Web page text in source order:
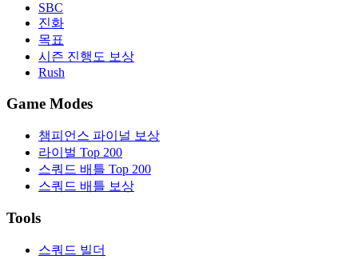
SBC
진화
목표
시즌 진행도 보상
Rush
Game Modes
챔피언스 파이널 보상
라이벌 Top 200
스쿼드 배틀 Top 200
스쿼드 배틀 보상
Tools
스쿼드 빌더